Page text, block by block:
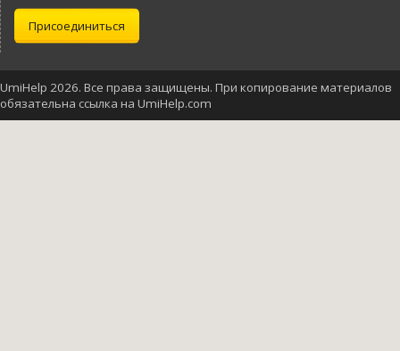
Присоединиться
UmiHelp 2026. Все права защищены. При копирование материалов
обязательна ссылка на UmiHelp.com